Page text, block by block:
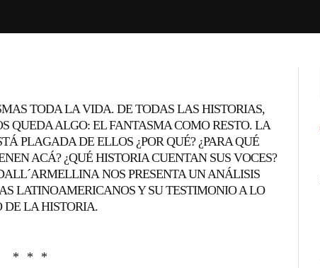
TODA LA VIDA. DE TODAS LAS HISTORIAS,
QUEDA ALGO: EL FANTASMA COMO RESTO. LA
PLAGADA DE ELLOS ¿POR QUÉ? ¿PARA QUÉ
ACÁ? ¿QUÉ HISTORIA CUENTAN SUS VOCES?
NOS PRESENTA UN ANÁLISIS
LATINOAMERICANOS Y SU TESTIMONIO A LO
DE LA HISTORIA.
* * *